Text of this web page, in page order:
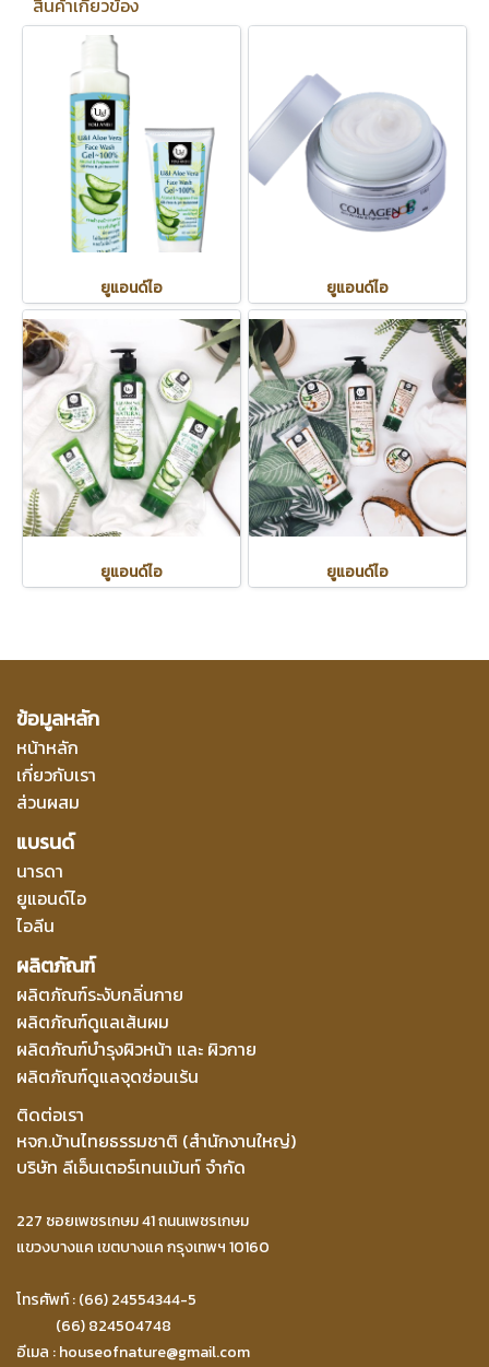
สินค้าเกี่ยวข้อง
ยูแอนด์ไอ ยูแอนด์ไอ
ยูแอนด์ไอ ยูแอนด์ไอ
ข้อมูลหลัก
หน้าหลัก
เกี่ยวกับเรา
ส่วนผสม
แบรนด์
นารดา
ยูแอนด์ไอ
ไอลีน
ผลิตภัณฑ์
ผลิตภัณฑ์ระงับกลิ่นกาย
ผลิตภัณฑ์ดูแลเส้นผม
ผลิตภัณฑ์บำรุงผิวหน้า และ ผิวกาย
ผลิตภัณฑ์ดูแลจุดซ่อนเร้น
ติดต่อเรา
หจก.บ้านไทยธรรมชาติ (สำนักงานใหญ่)
บริษัท ลีเอ็นเตอร์เทนเม้นท์ จำกัด
227 ซอยเพชรเกษม 41 ถนนเพชรเกษม
แขวงบางแค เขตบางแค กรุงเทพฯ 10160
โทรศัพท์ : (66) 24554344-5
(66) 824504748
อีเมล :houseofnature@gmail.com